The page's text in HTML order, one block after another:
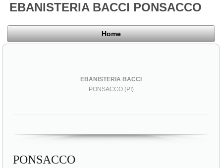
EBANISTERIA BACCI PONSACCO
Home
EBANISTERIA BACCI
PONSACCO (PI)
PONSACCO